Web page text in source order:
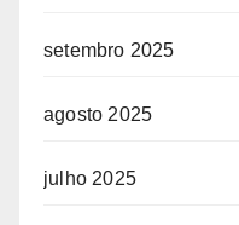
setembro 2025
agosto 2025
julho 2025